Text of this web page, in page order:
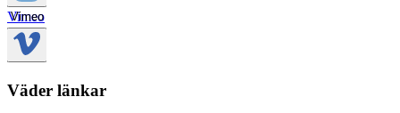
Vimeo
Vimeo
Väder länkar